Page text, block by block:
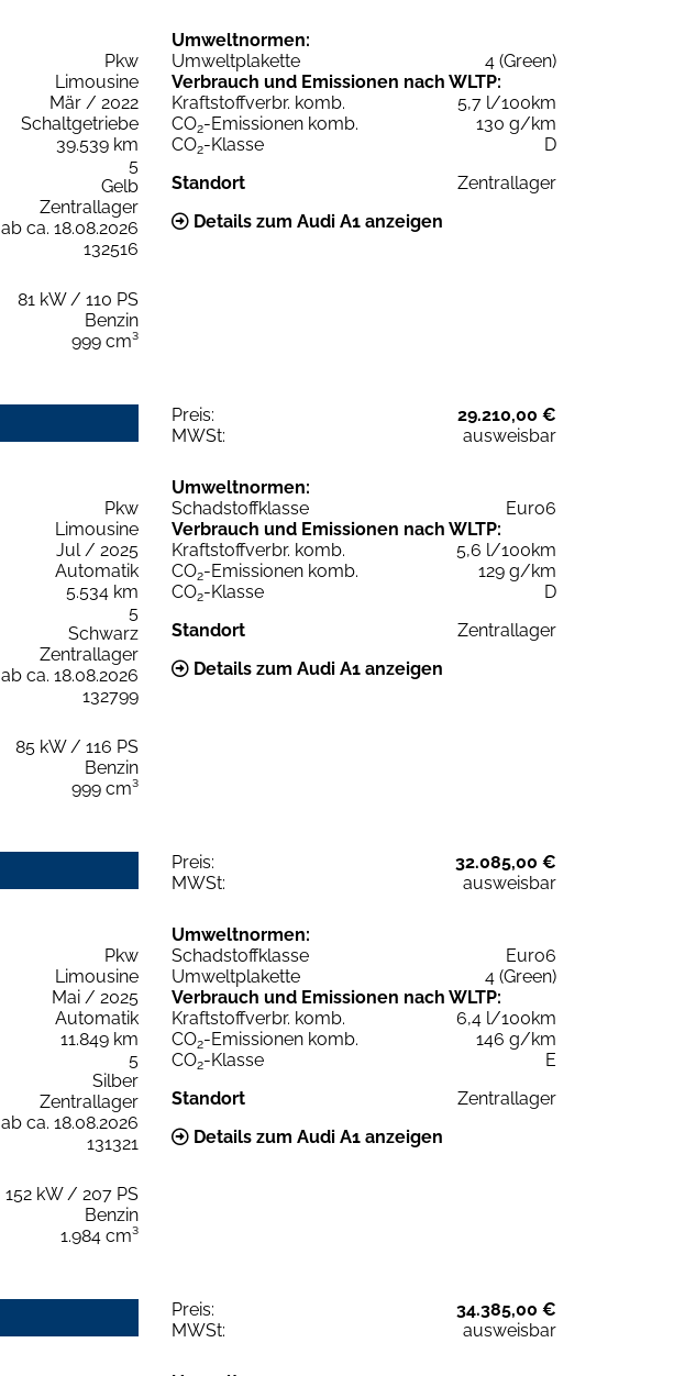
Pkw
Limousine
Mär / 2022
Schaltgetriebe
39.539 km
5
Gelb
Zentrallager
ab ca. 18.08.2026
132516
81 kW / 110 PS
Benzin
999 cm³
Umweltnormen:
Umweltplakette
4 (Green)
Verbrauch und Emissionen nach WLTP:
Kraftstoffverbr. komb.
5,7 l/100km
CO2-Emissionen komb.
130 g/km
CO2-Klasse
D
Standort
Zentrallager
Details zum Audi A1 anzeigen
Preis:
29.210,00 €
MWSt:
ausweisbar
Pkw
Limousine
Jul / 2025
Automatik
5.534 km
5
Schwarz
Zentrallager
ab ca. 18.08.2026
132799
85 kW / 116 PS
Benzin
999 cm³
Umweltnormen:
Schadstoffklasse
Euro6
Verbrauch und Emissionen nach WLTP:
Kraftstoffverbr. komb.
5,6 l/100km
CO2-Emissionen komb.
129 g/km
CO2-Klasse
D
Standort
Zentrallager
Details zum Audi A1 anzeigen
Preis:
32.085,00 €
MWSt:
ausweisbar
Pkw
Limousine
Mai / 2025
Automatik
11.849 km
5
Silber
Zentrallager
ab ca. 18.08.2026
131321
152 kW / 207 PS
Benzin
1.984 cm³
Umweltnormen:
Schadstoffklasse
Euro6
Umweltplakette
4 (Green)
Verbrauch und Emissionen nach WLTP:
Kraftstoffverbr. komb.
6,4 l/100km
CO2-Emissionen komb.
146 g/km
CO2-Klasse
E
Standort
Zentrallager
Details zum Audi A1 anzeigen
Preis:
34.385,00 €
MWSt:
ausweisbar